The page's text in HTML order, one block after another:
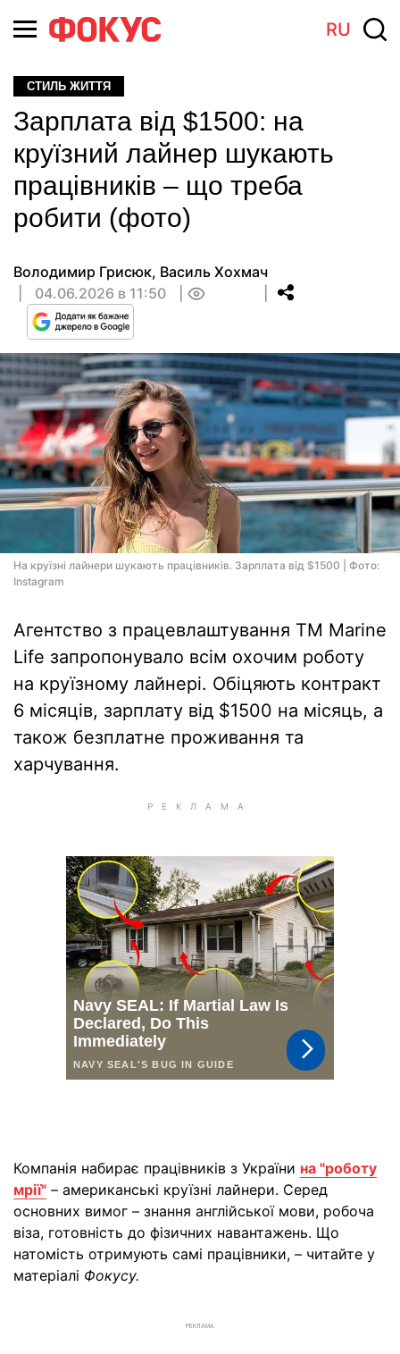
RU
СТИЛЬ ЖИТТЯ
Зарплата від $1500: на
круїзний лайнер шукають
працівників – що треба
робити (фото)
Володимир Грисюк, Василь Хохмач
04.06.2026 в 11:50
На круїзні лайнери шукають працівників. Зарплата від $1500 | Фото:
Instagram
Агентство з працевлаштування TM Marine
Life запропонувало всім охочим роботу
на круїзному лайнері. Обіцяють контракт
6 місяців, зарплату від $1500 на місяць, а
також безплатне проживання та
харчування.
Компанія набирає працівників з України на "роботу
мрії" – американські круїзні лайнери. Серед
основних вимог – знання англійської мови, робоча
віза, готовність до фізичних навантажень. Що
натомість отримують самі працівники, – читайте у
матеріалі Фокусу.
РЕКЛАМА